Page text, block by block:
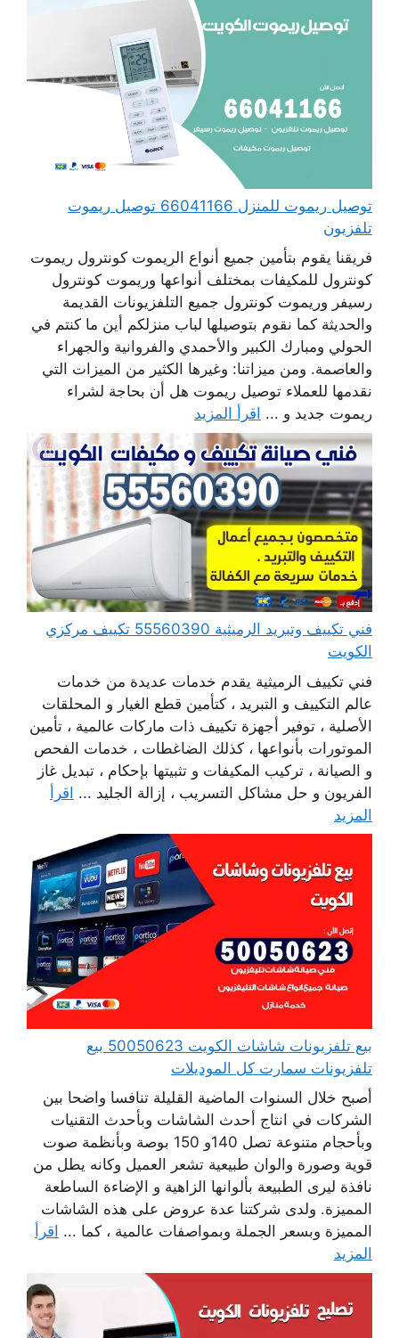
توصيل ريموت للمنزل 66041166 توصيل ريموت
تلفزيون
فريقنا يقوم بتأمين جميع أنواع الريموت كونترول ريموت
كونترول للمكيفات بمختلف أنواعها وريموت كونترول
رسيفر وريموت كونترول جميع التلفزيونات القديمة
والحديثة كما نقوم بتوصيلها لباب منزلكم أين ما كنتم في
الحولي ومبارك الكبير والأحمدي والفروانية والجهراء
والعاصمة. ومن ميزاتنا: وغيرها الكثير من الميزات التي
نقدمها للعملاء توصيل ريموت هل أن بحاجة لشراء
ريموت جديد و ... اقرأ المزيد
فني تكييف وتبريد الرميثية 55560390 تكييف مركزي
الكويت
فني تكييف الرميثية يقدم خدمات عديدة من خدمات
عالم التكييف و التبريد ، كتأمين قطع الغيار و المحلقات
الأصلية ، توفير أجهزة تكييف ذات ماركات عالمية ، تأمين
الموتورات بأنواعها ، كذلك الضاغطات ، خدمات الفحص
و الصيانة ، تركيب المكيفات و تثبيتها بإحكام ، تبديل غاز
الفريون و حل مشاكل التسريب ، إزالة الجليد ... اقرأ
المزيد
بيع تلفزيونات شاشات الكويت 50050623 بيع
تلفزيونات سمارت كل الموديلات
أصبح خلال السنوات الماضية القليلة تنافسا واضحا بين
الشركات في انتاج أحدث الشاشات وبأحدث التقنيات
وبأحجام متنوعة تصل 140و 150 بوصة وبأنظمة صوت
قوية وصورة والوان طبيعية تشعر العميل وكانه يطل من
نافذة ليرى الطبيعة بألوانها الزاهية و الإضاءة الساطعة
المميزة. ولدى شركتنا عدة عروض على هذه الشاشات
المميزة وبسعر الجملة وبمواصفات عالمية ، كما ... اقرأ
المزيد